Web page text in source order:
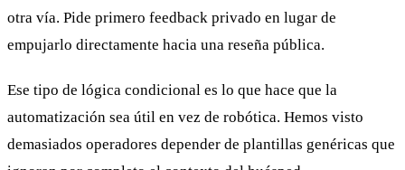
otra vía. Pide primero feedback privado en lugar de
empujarlo directamente hacia una reseña pública.
Ese tipo de lógica condicional es lo que hace que la
automatización sea útil en vez de robótica. Hemos visto
demasiados operadores depender de plantillas genéricas que